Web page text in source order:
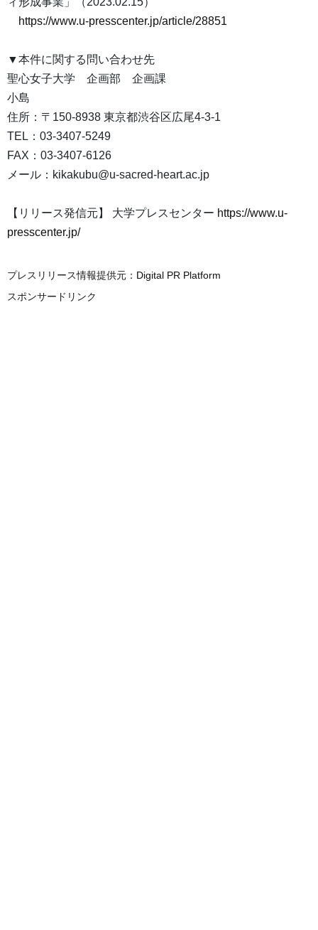
https://www.u-presscenter.jp/article/28851
▼本件に関する問い合わせ先
聖心女子大学 企画部 企画課
小島
住所：〒150-8938 東京都渋谷区広尾4-3-1
TEL：03-3407-5249
FAX：03-3407-6126
メール：kikakubu@u-sacred-heart.ac.jp
【リリース発信元】 大学プレスセンター https://www.u-
presscenter.jp/
プレスリリース情報提供元： Digital PR Platform
スポンサードリンク